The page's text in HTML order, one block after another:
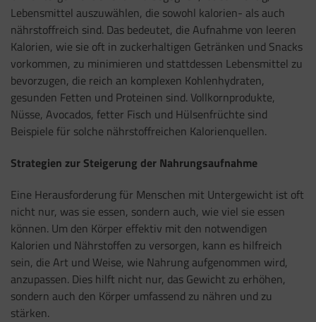
Lebensmittel auszuwählen, die sowohl kalorien- als auch
nährstoffreich sind. Das bedeutet, die Aufnahme von leeren
Kalorien, wie sie oft in zuckerhaltigen Getränken und Snacks
vorkommen, zu minimieren und stattdessen Lebensmittel zu
bevorzugen, die reich an komplexen Kohlenhydraten,
gesunden Fetten und Proteinen sind. Vollkornprodukte,
Nüsse, Avocados, fetter Fisch und Hülsenfrüchte sind
Beispiele für solche nährstoffreichen Kalorienquellen.
Strategien zur Steigerung der Nahrungsaufnahme
Eine Herausforderung für Menschen mit Untergewicht ist oft
nicht nur, was sie essen, sondern auch, wie viel sie essen
können. Um den Körper effektiv mit den notwendigen
Kalorien und Nährstoffen zu versorgen, kann es hilfreich
sein, die Art und Weise, wie Nahrung aufgenommen wird,
anzupassen. Dies hilft nicht nur, das Gewicht zu erhöhen,
sondern auch den Körper umfassend zu nähren und zu
stärken.